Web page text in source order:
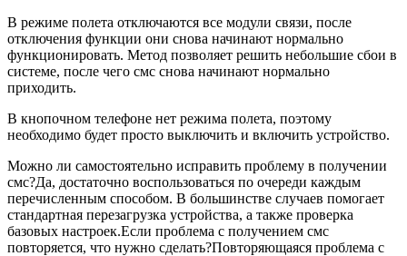
В режиме полета отключаются все модули связи, после
отключения функции они снова начинают нормально
функционировать. Метод позволяет решить небольшие сбои в
системе, после чего смс снова начинают нормально
приходить.
В кнопочном телефоне нет режима полета, поэтому
необходимо будет просто выключить и включить устройство.
Можно ли самостоятельно исправить проблему в получении
смс?Да, достаточно воспользоваться по очереди каждым
перечисленным способом. В большинстве случаев помогает
стандартная перезагрузка устройства, а также проверка
базовых настроек.Если проблема с получением смс
повторяется, что нужно сделать?Повторяющаяся проблема с